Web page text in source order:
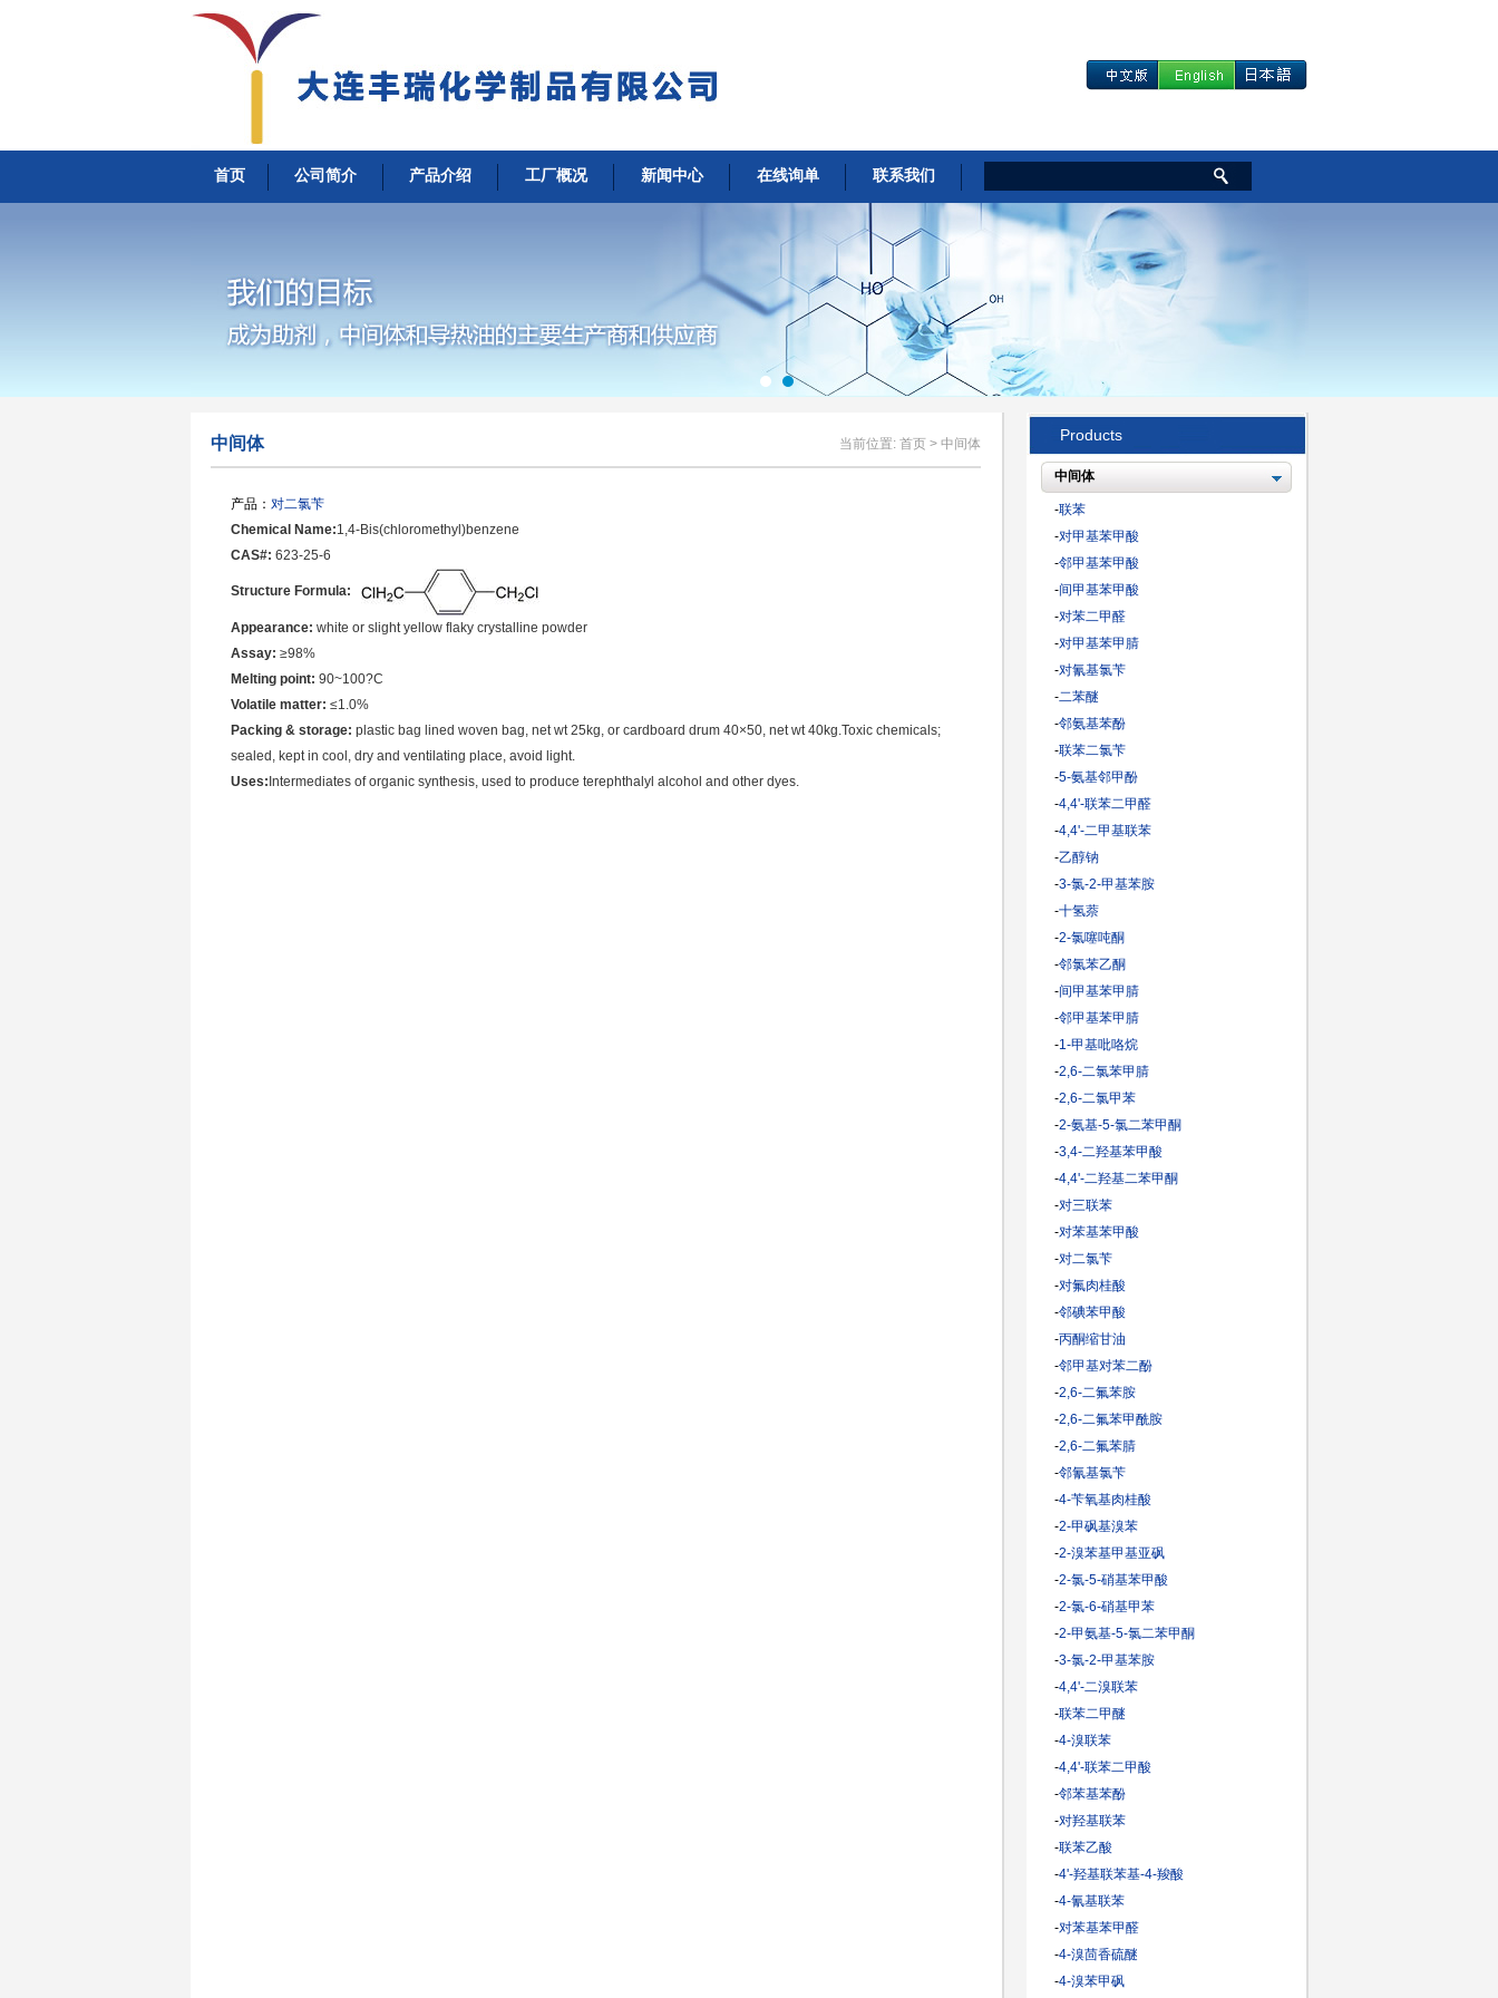
首页 公司简介 产品介绍 工厂概况 新闻中心 在线询单 联系我们
中间体 当前位置: 首页 > 中间体
产品： 对二氯苄
Chemical Name:1,4-Bis(chloromethyl)benzene
CAS#: 623-25-6
Structure Formula:
Appearance: white or slight yellow flaky crystalline powder
Assay: ≥98%
Melting point: 90~100?C
Volatile matter: ≤1.0%
Packing & storage: plastic bag lined woven bag, net wt 25kg, or cardboard drum 40×50, net wt 40kg.Toxic chemicals;
sealed, kept in cool, dry and ventilating place, avoid light.
Uses: Intermediates of organic synthesis, used to produce terephthalyl alcohol and other dyes.
Products
中间体
-联苯
-对甲基苯甲酸
-邻甲基苯甲酸
-间甲基苯甲酸
-对苯二甲醛
-对甲基苯甲腈
-对氰基氯苄
-二苯醚
-邻氨基苯酚
-联苯二氯苄
-5-氨基邻甲酚
-4,4'-联苯二甲醛
-4,4'-二甲基联苯
-乙醇钠
-3-氯-2-甲基苯胺
-十氢萘
-2-氯噻吨酮
-邻氯苯乙酮
-间甲基苯甲腈
-邻甲基苯甲腈
-1-甲基吡咯烷
-2,6-二氯苯甲腈
-2,6-二氯甲苯
-2-氨基-5-氯二苯甲酮
-3,4-二羟基苯甲酸
-4,4'-二羟基二苯甲酮
-对三联苯
-对苯基苯甲酸
-对二氯苄
-对氟肉桂酸
-邻碘苯甲酸
-丙酮缩甘油
-邻甲基对苯二酚
-2,6-二氟苯胺
-2,6-二氟苯甲酰胺
-2,6-二氟苯腈
-邻氰基氯苄
-4-苄氧基肉桂酸
-2-甲砜基溴苯
-2-溴苯基甲基亚砜
-2-氯-5-硝基苯甲酸
-2-氯-6-硝基甲苯
-2-甲氨基-5-氯二苯甲酮
-3-氯-2-甲基苯胺
-4,4'-二溴联苯
-联苯二甲醚
-4-溴联苯
-4,4'-联苯二甲酸
-邻苯基苯酚
-对羟基联苯
-联苯乙酸
-4'-羟基联苯基-4-羧酸
-4-氰基联苯
-对苯基苯甲醛
-4-溴茴香硫醚
-4-溴苯甲砜